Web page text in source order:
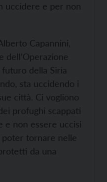
uccidere e per non
Capannini,
dell’Operazione
della Siria
sta uccidendo i
città. Ci vogliono
profughi scappati
e non essere uccisi
tornare nelle
da una